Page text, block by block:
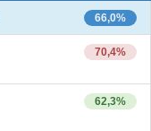
66,0%
70,4%
62,3%